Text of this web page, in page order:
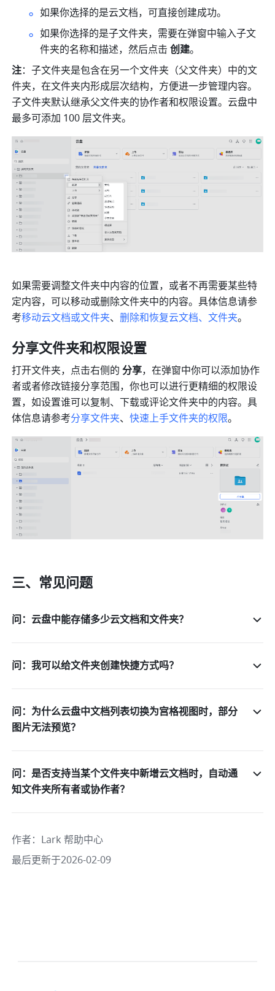
如果你选择的是云文档，可直接创建成功。
如果你选择的是子文件夹，需要在弹窗中输入子文
件夹的名称和描述，然后点击 创建。
注：子文件夹是包含在另一个文件夹（父文件夹）中的文
件夹，在文件夹内形成层次结构，方便进一步管理内容。
子文件夹默认继承父文件夹的协作者和权限设置。云盘中
最多可添加 100 层文件夹。
如果需要调整文件夹中内容的位置，或者不再需要某些特
定内容，可以移动或删除文件夹中的内容。具体信息请参
考移动云文档或文件夹、删除和恢复云文档、文件夹。
分享文件夹和权限设置
打开文件夹，点击右侧的 分享，在弹窗中你可以添加协作
者或者修改链接分享范围，你也可以进行更精细的权限设
置，如设置谁可以复制、下载或评论文件夹中的内容。具
体信息请参考分享文件夹、快速上手文件夹的权限。
三、常见问题
问：云盘中能存储多少云文档和文件夹？
问：我可以给文件夹创建快捷方式吗？
问：为什么云盘中文档列表切换为宫格视图时，部分
图片无法预览？
问：是否支持当某个文件夹中新增云文档时，自动通
知文件夹所有者或协作者？
作者： Lark 帮助中心
最后更新于2026-02-09